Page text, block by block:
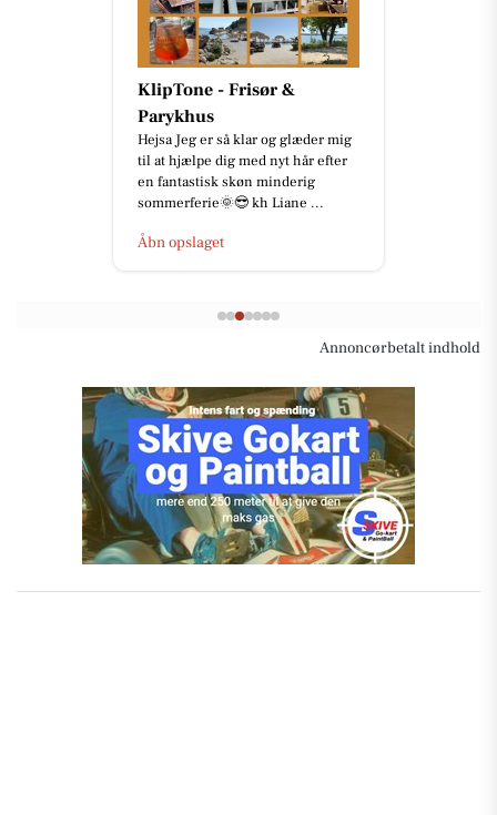
KlipTone - Frisør &
Parykhus
Hejsa Jeg er så klar og glæder mig
til at hjælpe dig med nyt hår efter
en fantastisk skøn minderig
sommerferie🌞😎 kh Liane ...
Åbn opslaget
Annoncørbetalt indhold